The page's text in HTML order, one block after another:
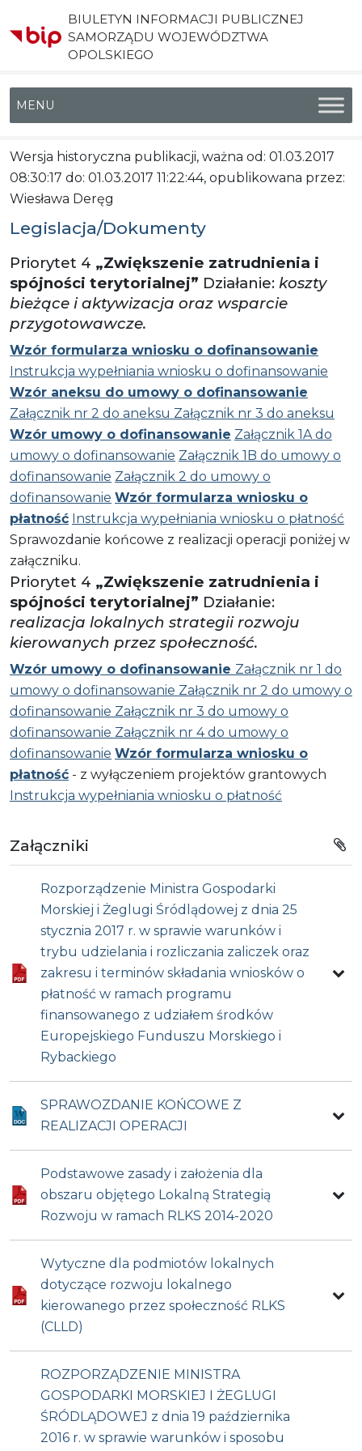
BIULETYN INFORMACJI PUBLICZNEJ
SAMORZĄDU WOJEWÓDZTWA
OPOLSKIEGO
Menu główne
Wersja historyczna publikacji, ważna od: 01.03.2017
08:30:17 do: 01.03.2017 11:22:44, opublikowana przez:
Wiesława Deręg
Legislacja/Dokumenty
Priorytet 4 „Zwiększenie zatrudnienia i
spójności terytorialnej” Działanie: koszty
bieżące i aktywizacja oraz wsparcie
przygotowawcze.
Wzór formularza wniosku o dofinansowanie
Instrukcja wypełniania wniosku o dofinansowanie
Wzór aneksu do umowy o dofinansowanie
Załącznik nr 2 do aneksu Załącznik nr 3 do aneksu
Wzór umowy o dofinansowanie Załącznik 1A do
umowy o dofinansowanie Załącznik 1B do umowy o
dofinansowanie Załącznik 2 do umowy o
dofinansowanie Wzór formularza wniosku o
płatność Instrukcja wypełniania wniosku o płatność
Sprawozdanie końcowe z realizacji operacji poniżej w
załączniku.
Priorytet 4 „Zwiększenie zatrudnienia i
spójności terytorialnej” Działanie:
realizacja lokalnych strategii rozwoju
kierowanych przez społeczność.
Wzór umowy o dofinansowanie Załącznik nr 1 do
umowy o dofinansowanie Załącznik nr 2 do umowy o
dofinansowanie Załącznik nr 3 do umowy o
dofinansowanie Załącznik nr 4 do umowy o
dofinansowanie Wzór formularza wniosku o
płatność - z wyłączeniem projektów grantowych
Instrukcja wypełniania wniosku o płatność
Załączniki
Rozporządzenie Ministra Gospodarki
Morskiej i Żeglugi Śródlądowej z dnia 25
stycznia 2017 r. w sprawie warunków i
trybu udzielania i rozliczania zaliczek oraz
zakresu i terminów składania wniosków o
płatność w ramach programu
finansowanego z udziałem środków
Europejskiego Funduszu Morskiego i
Rybackiego
SPRAWOZDANIE KOŃCOWE Z
REALIZACJI OPERACJI
Podstawowe zasady i założenia dla
obszaru objętego Lokalną Strategią
Rozwoju w ramach RLKS 2014-2020
Wytyczne dla podmiotów lokalnych
dotyczące rozwoju lokalnego
kierowanego przez społeczność RLKS
(CLLD)
ROZPORZĄDZENIE MINISTRA
GOSPODARKI MORSKIEJ I ŻEGLUGI
ŚRÓDLĄDOWEJ z dnia 19 października
2016 r. w sprawie warunków i sposobu